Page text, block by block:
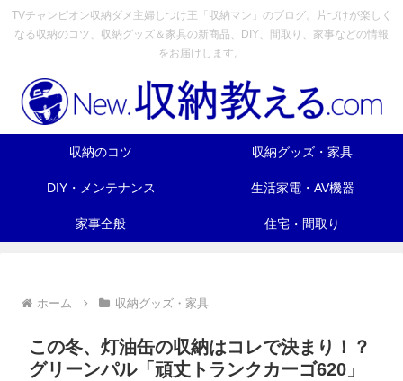
TVチャンピオン収納ダメ主婦しつけ王「収納マン」のブログ。片づけが楽しく
なる収納のコツ、収納グッズ＆家具の新商品、DIY、間取り、家事などの情報
をお届けします。
収納のコツ 収納グッズ・家具
DIY・メンテナンス 生活家電・AV機器
家事全般 住宅・間取り
ホーム 収納グッズ・家具
この冬、灯油缶の収納はコレで決まり！？
グリーンパル「頑丈トランクカーゴ620」